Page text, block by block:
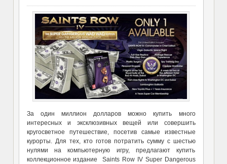
За один миллион долларов можно купить много
интересных и эксклюзивных вещей или совершить
кругосветное путешествие, посетив самые известные
курорты. Для тех, кто готов потратить сумму с шестью
нулями на компьютерную игру, предлагают купить
коллекционное издание Saints Row IV Super Dangerous